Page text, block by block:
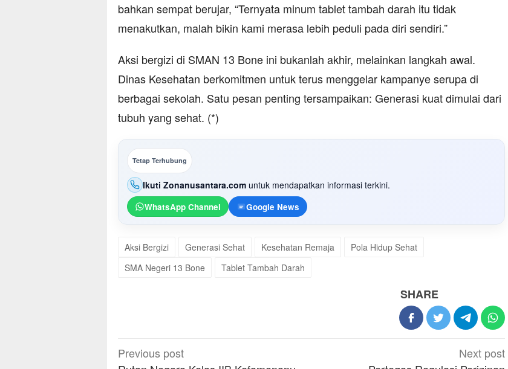
bahkan sempat berujar, “Ternyata minum tablet tambah darah itu tidak
menakutkan, malah bikin kami merasa lebih peduli pada diri sendiri.”
Aksi bergizi di SMAN 13 Bone ini bukanlah akhir, melainkan langkah awal.
Dinas Kesehatan berkomitmen untuk terus menggelar kampanye serupa di
berbagai sekolah. Satu pesan penting tersampaikan: Generasi kuat dimulai dari
tubuh yang sehat. (*)
Tetap Terhubung
Ikuti Zonanusantara.com untuk mendapatkan informasi terkini.
WhatsApp Channel Google News
Aksi Bergizi Generasi Sehat Kesehatan Remaja
Pola Hidup Sehat
SMA Negeri 13 Bone
Tablet Tambah Darah
SHARE
Post
Previous post
Next post